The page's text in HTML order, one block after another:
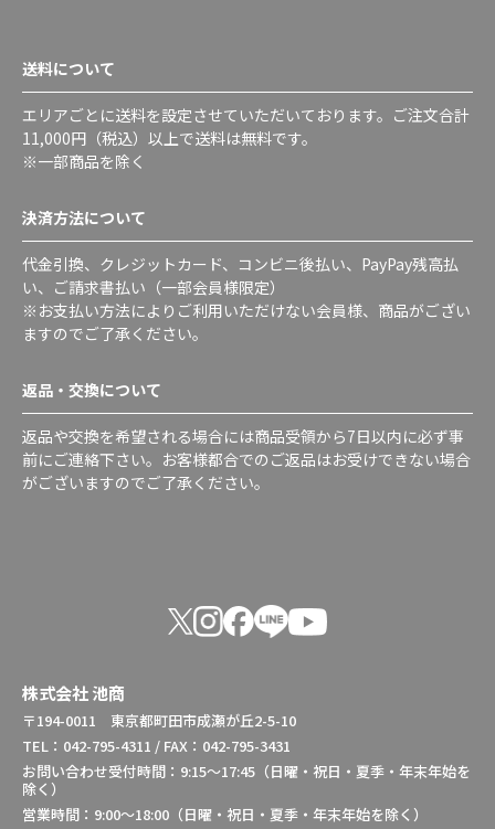
送料について
エリアごとに送料を設定させていただいております。ご注文合計
11,000円（税込）以上で送料は無料です。
※一部商品を除く
決済方法について
代金引換、クレジットカード、コンビニ後払い、PayPay残高払
い、ご請求書払い（一部会員様限定）
※お支払い方法によりご利用いただけない会員様、商品がござい
ますのでご了承ください。
返品・交換について
返品や交換を希望される場合には商品受領から7日以内に必ず事
前にご連絡下さい。お客様都合でのご返品はお受けできない場合
がございますのでご了承ください。
株式会社 池商
〒194-0011 東京都町田市成瀬が丘2-5-10
TEL：042-795-4311 / FAX：042-795-3431
お問い合わせ受付時間：9:15～17:45（日曜・祝日・夏季・年末年始を
除く）
営業時間：9:00～18:00（日曜・祝日・夏季・年末年始を除く）